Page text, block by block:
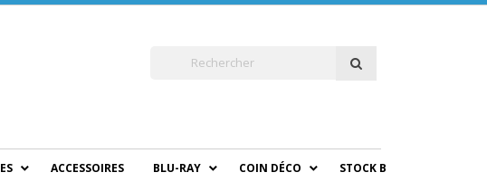
ACCESSOIRES BLU-RAY COIN DÉCO STOCK B